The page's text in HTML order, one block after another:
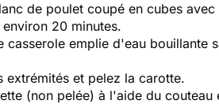
de poulet coupé en cubes
20 minutes.
casserole emplie d'eau
extrémités et pelez la carotte.
(non pelée) à l'aide du